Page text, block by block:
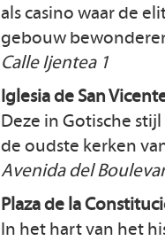
als casino waar de
gebouw
Calle Ijentea 1
Iglesia de San
Deze in Gotische
de oudste kerken
Avenida del
Plaza de la
In het hart van het